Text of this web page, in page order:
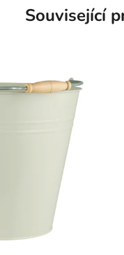
Související